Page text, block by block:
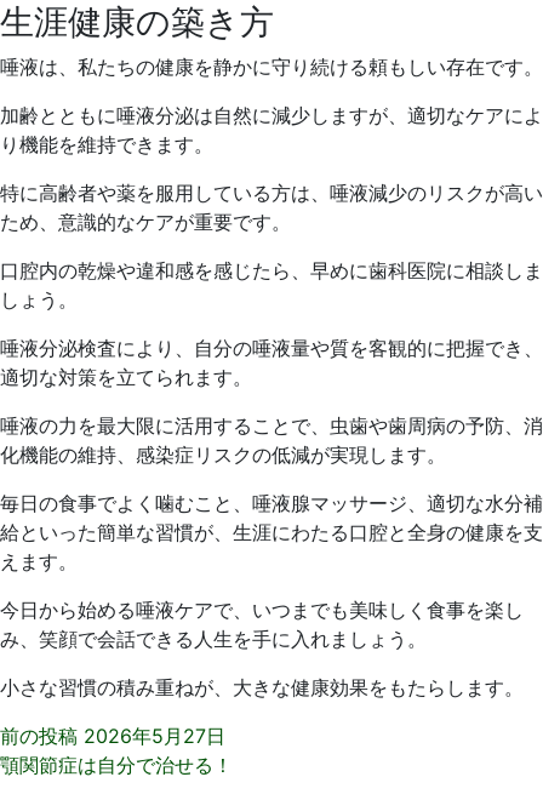
生涯健康の築き方
唾液は、私たちの健康を静かに守り続ける頼もしい存在です。
加齢とともに唾液分泌は自然に減少しますが、適切なケアによ
り機能を維持できます。
特に高齢者や薬を服用している方は、唾液減少のリスクが高い
ため、意識的なケアが重要です。
口腔内の乾燥や違和感を感じたら、早めに歯科医院に相談しま
しょう。
唾液分泌検査により、自分の唾液量や質を客観的に把握でき、
適切な対策を立てられます。
唾液の力を最大限に活用することで、虫歯や歯周病の予防、消
化機能の維持、感染症リスクの低減が実現します。
毎日の食事でよく噛むこと、唾液腺マッサージ、適切な水分補
給といった簡単な習慣が、生涯にわたる口腔と全身の健康を支
えます。
今日から始める唾液ケアで、いつまでも美味しく食事を楽し
み、笑顔で会話できる人生を手に入れましょう。
小さな習慣の積み重ねが、大きな健康効果をもたらします。
前の投稿 2026年5月27日
顎関節症は自分で治せる！